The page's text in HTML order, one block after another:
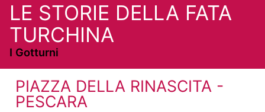
LE STORIE DELLA FATA
TURCHINA
I Gotturni
PIAZZA DELLA RINASCITA -
PESCARA